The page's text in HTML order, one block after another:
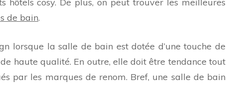
hôtels cosy. De plus, on peut trouver les meilleures
de bain.
lorsque la salle de bain est dotée d’une touche de
haute qualité. En outre, elle doit être tendance tout
par les marques de renom. Bref, une salle de bain